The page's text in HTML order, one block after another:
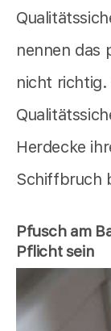
nennen das
nicht richtig.
Herdecke
Schiffbruch
Pfusch am
Pflicht sein